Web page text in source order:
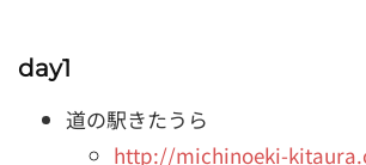
day1
道の駅きたうら
http://michinoeki-